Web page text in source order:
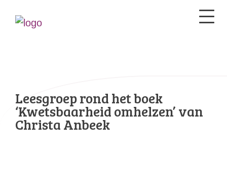
Leesgroep rond het boek
‘Kwetsbaarheid omhelzen’ van
Christa Anbeek